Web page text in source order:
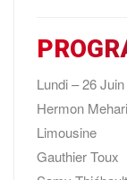
Lundi – 26 Juin
Hermon Mehari
Limousine
Gauthier Toux